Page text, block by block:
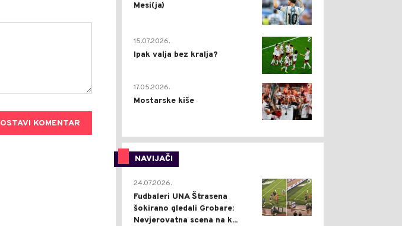
OSTAVI KOMENTAR
Mesi(ja)
2
15.07.2026.
Ipak valja bez kralja?
0
17.05.2026.
Mostarske kiše
NAVIJAČI
0
24.07.2026.
Fudbaleri UNA Štrasena
šokirano gledali Grobare:
Nevjerovatna scena na k...